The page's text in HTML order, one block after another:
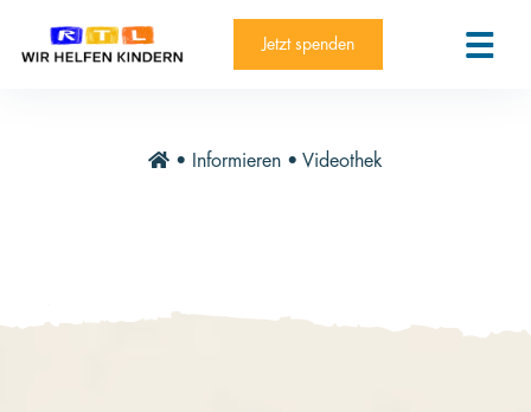
RTL-Spendenmarathon 2025
News
Kontakt
Jetzt spenden
• Informieren • Videothek